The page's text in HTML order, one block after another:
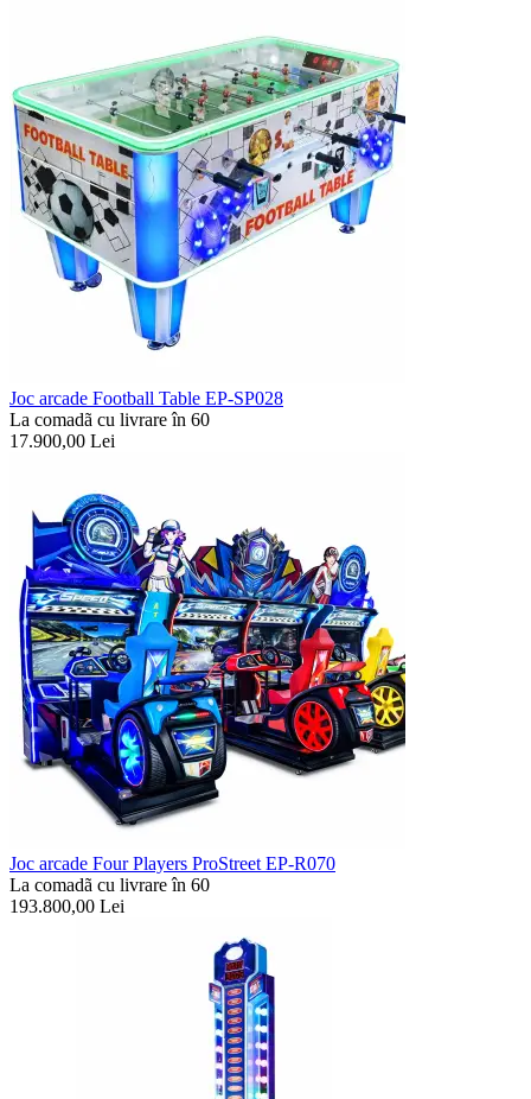
Joc arcade Football Table EP-SP028
La comadã cu livrare în 60
17.900,00 Lei
Joc arcade Four Players ProStreet EP-R070
La comadã cu livrare în 60
193.800,00 Lei